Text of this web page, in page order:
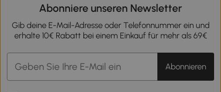
Abonniere unseren Newsletter
Gib deine E-Mail-Adresse oder Telefonnummer ein und
erhalte 10€ Rabatt bei einem Einkauf für mehr als 69€
Abonnieren